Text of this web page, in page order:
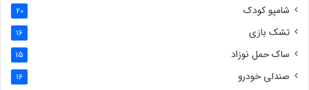
شامپو کودک 20
تشک بازی 16
ساک حمل نوزاد 15
صندلی خودرو 16